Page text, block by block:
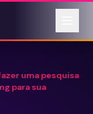
uma pesquisa
para sua